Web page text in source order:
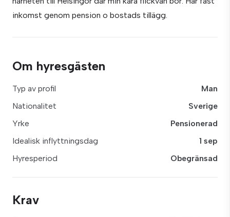
inkomst genom pension o bostads tillägg.
Om hyresgästen
Typ av profil
Man
Nationalitet
Sverige
Yrke
Pensionerad
Idealisk inflyttningsdag
1 sep
Hyresperiod
Obegränsad
Krav